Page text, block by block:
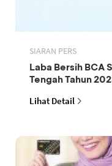
SIARAN PERS
Laba Bersih BCA
Tengah Tahun
Lihat Detail